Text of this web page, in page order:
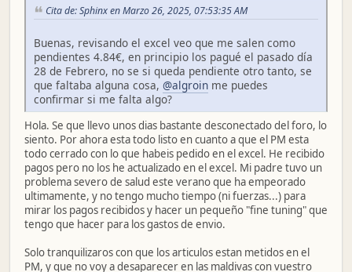
Cita de: Sphinx en Marzo 26, 2025, 07:53:35 AM
Buenas, revisando el excel veo que me salen como
pendientes 4.84€, en principio los pagué el pasado día
28 de Febrero, no se si queda pendiente otro tanto, se
que faltaba alguna cosa, @algroin me puedes
confirmar si me falta algo?
Hola. Se que llevo unos dias bastante desconectado del foro, lo
siento. Por ahora esta todo listo en cuanto a que el PM esta
todo cerrado con lo que habeis pedido en el excel. He recibido
pagos pero no los he actualizado en el excel. Mi padre tuvo un
problema severo de salud este verano que ha empeorado
ultimamente, y no tengo mucho tiempo (ni fuerzas...) para
mirar los pagos recibidos y hacer un pequeño "fine tuning" que
tengo que hacer para los gastos de envio.
Solo tranquilizaros con que los articulos estan metidos en el
PM, y que no voy a desaparecer en las maldivas con vuestro